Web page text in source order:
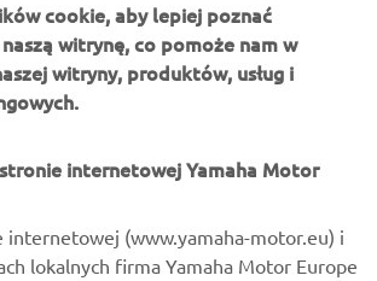
15 majana Autodromie w Słomczynie,
się 26 czerwca na torze w Trzyńcu w
w tym sezonie wydarzenie planujemy
10 września
oraz regulamin wydarzenia są
z rejestracją – kliknij wybrane
2026
cookie, aby lepiej poznać
witrynę, co pomoże nam w
witryny, produktów, usług i
internetowej Yamaha Motor
internetowej (www.yamaha-motor.eu) i
lokalnych firma Yamaha Motor Europe